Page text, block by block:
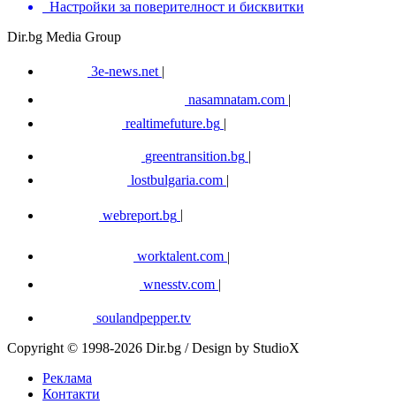
Настройки за поверителност и бисквитки
Dir.bg Media Group
3e-news.net |
nasamnatam.com |
realtimefuture.bg |
greentransition.bg |
lostbulgaria.com |
webreport.bg
worktalent.com |
wnesstv.com |
soulandpepper.tv
Copyright © 1998-2026 Dir.bg / Design by StudioX
Реклама
Контакти